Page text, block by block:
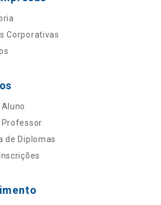
Corporativas
de Diplomas